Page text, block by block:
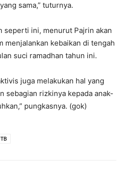
sama,” tuturnya.
seperti ini, menurut Pajrin akan
menjalankan kebaikan di tengah
suci ramadhan tahun ini.
juga melakukan hal yang
sebagian rizkinya kepada anak-
pungkasnya. (gok)